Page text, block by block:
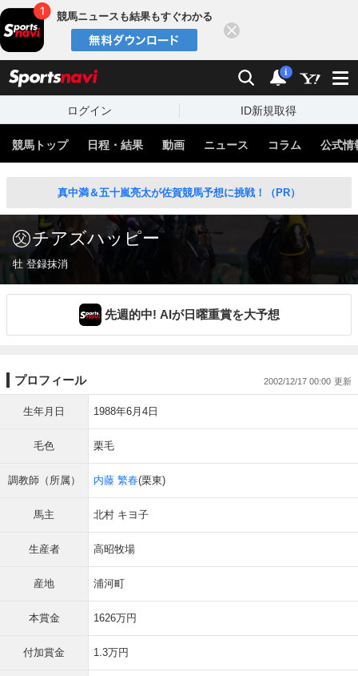
競馬ニュースも結果もすぐわかる
検索 通知
i
ログイン ID新規取得
競馬トップ 日程・結果 動画 ニュース コラム 公式情
真中満＆五十嵐亮太が佐賀競馬予想に挑戦！（PR）
チアズハッピー
牡 登録抹消
先週的中! AIが日曜重賞を大予想
プロフィール 2002/12/17 00:00
生年月日 1988年6月4日
毛色 栗毛
調教師（所属） 内藤 繁春(栗東)
馬主 北村 キヨ子
生産者 高昭牧場
産地 浦河町
本賞金 1626万円
付加賞金 1.3万円